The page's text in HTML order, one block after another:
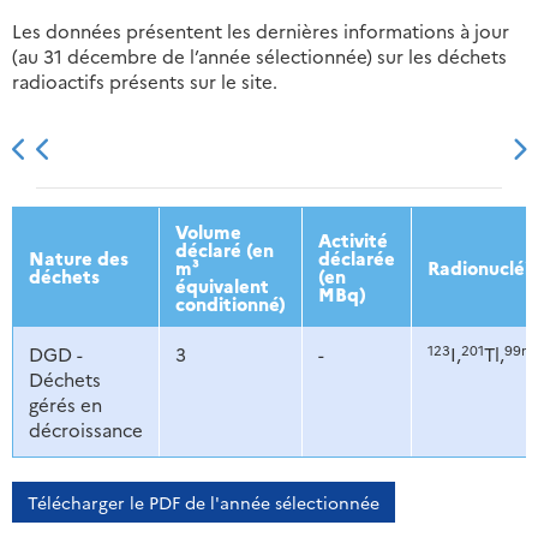
Les données présentent les dernières informations à jour
(au 31 décembre de l’année sélectionnée) sur les déchets
radioactifs présents sur le site.
2013 2014 2015 2016
Nature des
déchets
Volume
déclaré (en
m³
équivalent
conditionné)
Activité
déclarée
(en
MBq)
DGD -
Déchets
gérés en
décroissance
3 - 123I,201Tl,99m
Télécharger le PDF de l'année sélectionnée